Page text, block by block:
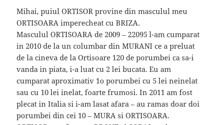
Mihai, puiul ORTISOR provine din masculul meu
ORTISOARA imperecheat cu BRIZA.
Masculul ORTISOARA de 2009 – 22095 l-am cumparat
in 2010 de la un columbar din MURANI ce a preluat
de la cineva de la Ortisoare 120 de porumbei ca sa-i
vanda in piata, i-a luat cu 2 lei bucata. Eu am
cumparat aproximativ 1o porumbei cu 5 lei neinelat
sau cu 10 lei inelat, foarte frumosi. In 2011 am fost
plecat in Italia si i-am lasat afara – au ramas doar doi
porumbei din cei 10 – MURA si ORTISOARA.